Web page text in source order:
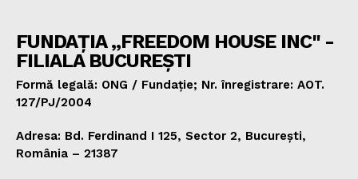
FUNDAȚIA „FREEDOM HOUSE INC" -
FILIALA BUCUREȘTI
Formă legală: ONG / Fundație; Nr. înregistrare: AOT.
127/PJ/2004
Adresa: Bd. Ferdinand I 125, Sector 2, București,
România – 21387